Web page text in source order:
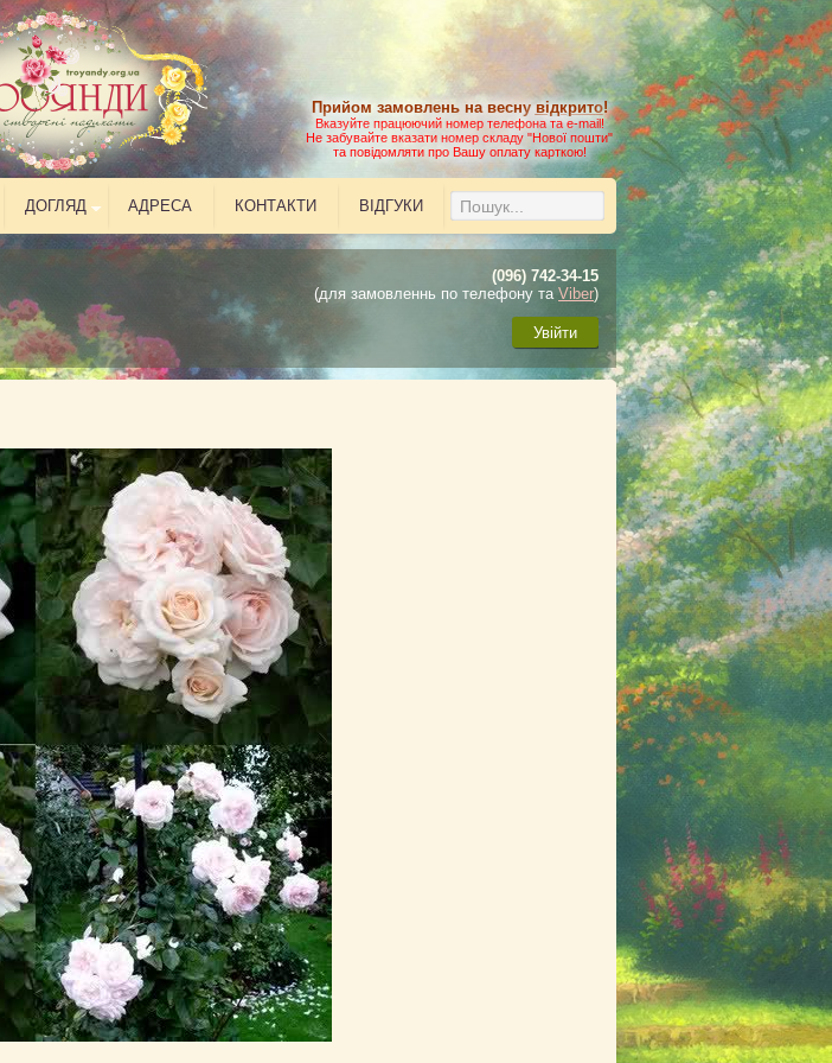
ДОГЛЯД АДРЕСА КОНТАКТИ ВІДГУКИ
Прийом замовлень на веснувідкрито!
Вказуйте працюючий номер телефона та e-mail!
Не забувайте вказати номер складу "Нової пошти"
та повідомляти про Вашу оплату карткою!
(096) 742-34-15
(для замовленнь по телефону та Viber)
Увійти